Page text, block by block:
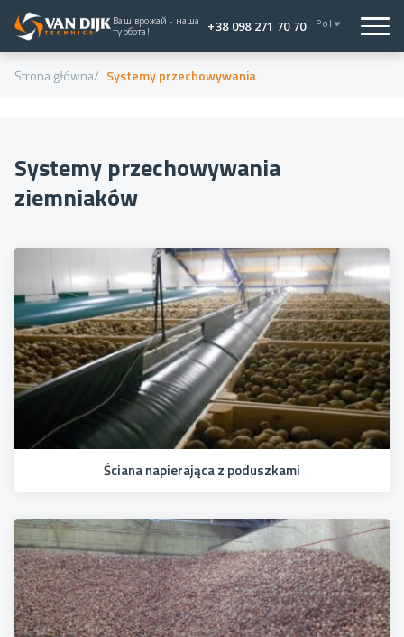
Ваш врожай - наша
турбота!
+38 098 271 70 70 Pol
Strona główna Systemy przechowywania
Systemy przechowywania
ziemniaków
Ściana napierająca z poduszkami